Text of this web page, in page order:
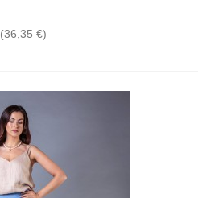
(36,35 €)